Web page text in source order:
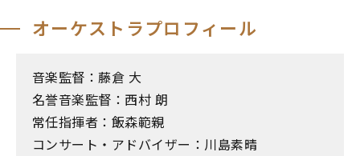
オーケストラプロフィール
音楽監督：藤倉 大
名誉音楽監督：西村 朗
常任指揮者：飯森範親
コンサート・アドバイザー：川島素晴